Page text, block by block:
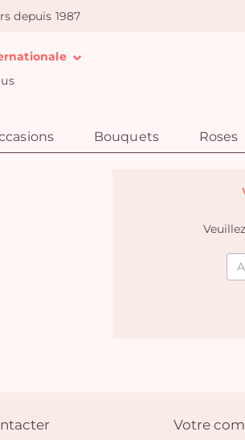
depuis 1987
Bouquets Roses
Votre